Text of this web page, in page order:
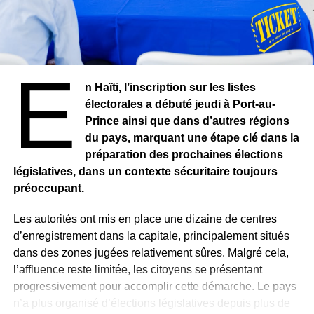
dimanche contre les brutalités policières meurtrières,
contre le racisme et les inégalités sociales subies par la
communauté noire d’Amérique également très touchée
par la crise du Covid-19.
RELATED TOPICS:
FRANCE : Mort d’Adama Traoré : une expertise
valide l’asphyxie par le plaquage ventral
DON'T MISS
ETATS-UNIS : La fille du maire de New York
arrêtée lors d’une manifestation
E
n Haïti, l’inscription sur les listes
électorales a débuté jeudi à Port-au-
Prince ainsi que dans d’autres régions
du pays, marquant une étape clé dans la
préparation des prochaines élections
législatives, dans un contexte sécuritaire toujours
préoccupant.
Les autorités ont mis en place une dizaine de centres
d’enregistrement dans la capitale, principalement situés
dans des zones jugées relativement sûres. Malgré cela,
l’affluence reste limitée, les citoyens se présentant
progressivement pour accomplir cette démarche. Le pays
n’a plus organisé d’élections législatives depuis plus de